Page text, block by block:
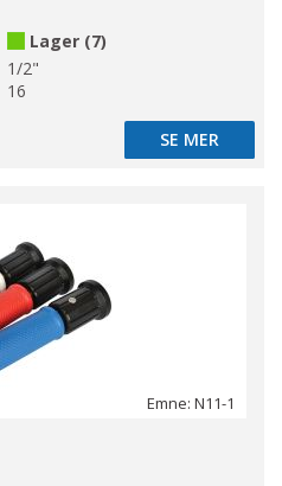
Lager (7)
1/2"
16
SE MER
SE MER
Emne: N11-1